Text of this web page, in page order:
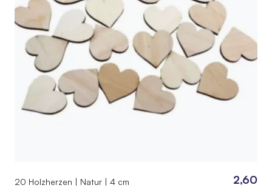
20 Holzherzen | Natur | 4 cm 2,60